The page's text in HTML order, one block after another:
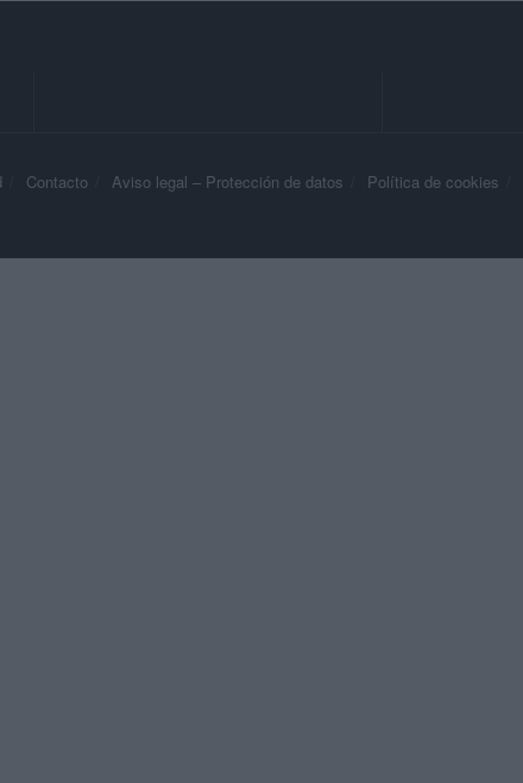
Contacto Aviso legal – Protección de datos Política de cookies